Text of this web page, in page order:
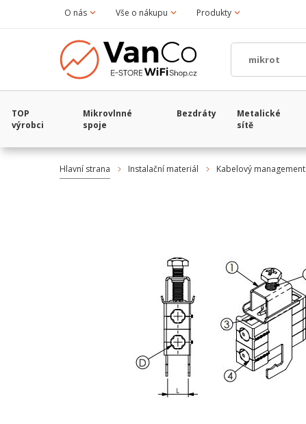
O nás Vše o nákupu Produkty
TOP
výrobci
Mikrovlnné
spoje
Bezdráty
Metalické
sítě
Hlavní strana Instalační materiál Kabelový management